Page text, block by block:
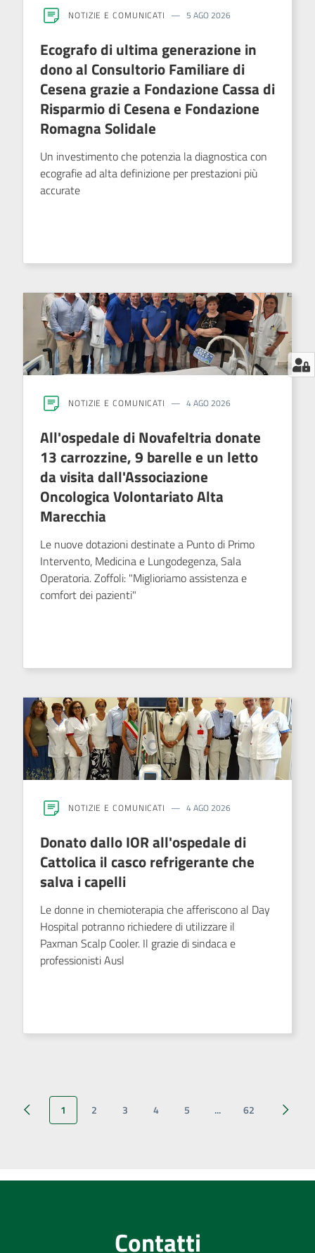
NOTIZIE E COMUNICATI 5 AGO 2026
Ecografo di ultima generazione in
dono al Consultorio Familiare di
Cesena grazie a Fondazione Cassa di
Risparmio di Cesena e Fondazione
Romagna Solidale
Un investimento che potenzia la diagnostica con
ecografie ad alta definizione per prestazioni più
accurate
NOTIZIE E COMUNICATI 4 AGO 2026
All'ospedale di Novafeltria donate
13 carrozzine, 9 barelle e un letto
da visita dall'Associazione
Oncologica Volontariato Alta
Marecchia
Le nuove dotazioni destinate a Punto di Primo
Intervento, Medicina e Lungodegenza, Sala
Operatoria. Zoffoli: "Miglioriamo assistenza e
comfort dei pazienti"
NOTIZIE E COMUNICATI 4 AGO 2026
Donato dallo IOR all'ospedale di
Cattolica il casco refrigerante che
salva i capelli
Le donne in chemioterapia che afferiscono al Day
Hospital potranno richiedere di utilizzare il
Paxman Scalp Cooler. Il grazie di sindaca e
professionisti Ausl
Pagina precedente
1 2 3 4 5 ...Pagina successiva
62
Contatti